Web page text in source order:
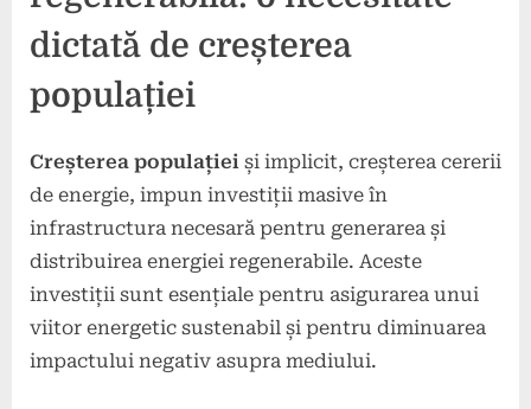
dictată de creșterea
populației
Creșterea populației și implicit, creșterea cererii
de energie, impun investiții masive în
infrastructura necesară pentru generarea și
distribuirea energiei regenerabile. Aceste
investiții sunt esențiale pentru asigurarea unui
viitor energetic sustenabil și pentru diminuarea
impactului negativ asupra mediului.